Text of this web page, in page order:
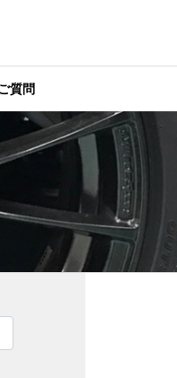
質問